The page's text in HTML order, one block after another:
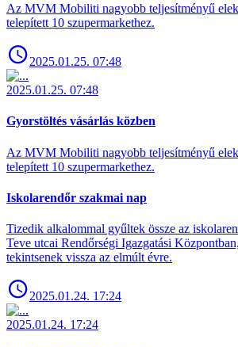
Az MVM Mobiliti nagyobb teljesítményű
telepített 10 szupermarkethez.
2025.01.25. 07:48
2025.01.25. 07:48
Gyorstöltés vásárlás közben
Az MVM Mobiliti nagyobb teljesítményű
telepített 10 szupermarkethez.
Iskolarendőr szakmai nap
Tizedik alkalommal gyűltek össze az
Teve utcai Rendőrségi Igazgatási
tekintsenek vissza az elmúlt évre.
2025.01.24. 17:24
2025.01.24. 17:24